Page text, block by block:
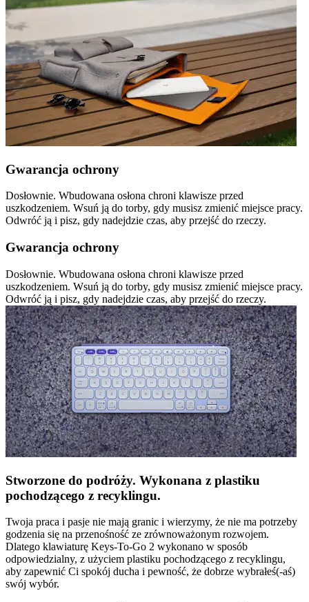
Gwarancja ochrony
Dosłownie. Wbudowana osłona chroni klawisze przed
uszkodzeniem. Wsuń ją do torby, gdy musisz zmienić miejsce pracy.
Odwróć ją i pisz, gdy nadejdzie czas, aby przejść do rzeczy.
Gwarancja ochrony
Dosłownie. Wbudowana osłona chroni klawisze przed
uszkodzeniem. Wsuń ją do torby, gdy musisz zmienić miejsce pracy.
Odwróć ją i pisz, gdy nadejdzie czas, aby przejść do rzeczy.
Stworzone do podróży. Wykonana z plastiku
pochodzącego z recyklingu.
Twoja praca i pasje nie mają granic i wierzymy, że nie ma potrzeby
godzenia się na przenośność ze zrównoważonym rozwojem.
Dlatego klawiaturę Keys-To-Go 2 wykonano w sposób
odpowiedzialny, z użyciem plastiku pochodzącego z recyklingu,
aby zapewnić Ci spokój ducha i pewność, że dobrze wybrałeś(-aś)
swój wybór.